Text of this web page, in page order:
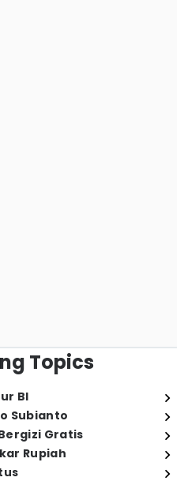
Topics
BI
Subianto
Gratis
Rupiah